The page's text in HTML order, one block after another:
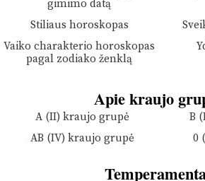
gimimo datą
Stiliaus horoskopas
Vaiko charakterio horoskopas
pagal zodiako ženklą
Apie kraujo
A (II) kraujo grupė
B
AB (IV) kraujo grupė
0